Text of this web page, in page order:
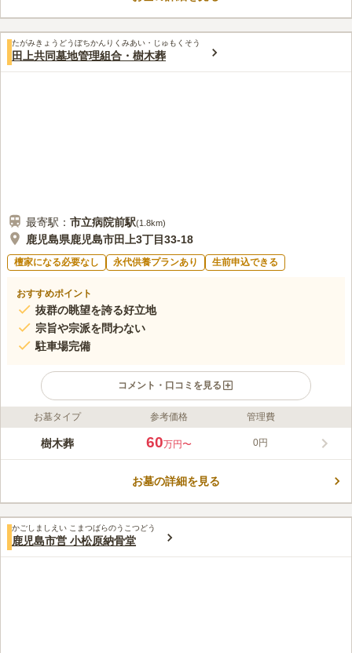
口コミ評価
この霊園はまだ誰からも評価されていません。
たがみきょうどうぼちかんりくみあい・じゅもくそう
田上共同墓地管理組合・樹木葬
最寄駅： 市立病院前駅(1.8km)
鹿児島県鹿児島市田上3丁目33-18
檀家になる必要なし 永代供養プランあり 生前申込できる
おすすめポイント
抜群の眺望を誇る好立地
宗旨や宗派を問わない
駐車場完備
コメント・口コミを見る
ライフドット編集部のコメント
桜島と市街地を一望できる、抜群のロケーションを誇る墓地で
リーの桜が、春になると見事な花を咲かせ訪れる人の目を楽しま
です。
口コミ評価
この霊園はまだ誰からも評価されていません。
お墓タイプ 参考価格 管理費
樹木葬 60万円〜 0円
お墓の詳細を見る
かごしましえい こまつばらのうこつどう
鹿児島市営 小松原納骨堂